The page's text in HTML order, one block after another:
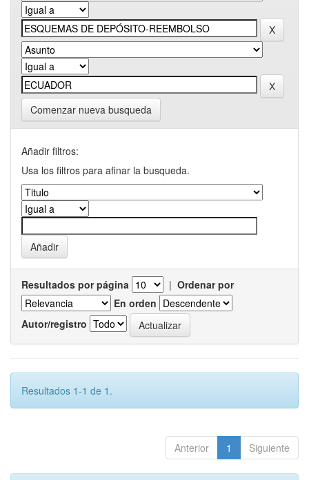
Comenzar nueva busqueda
Añadir filtros:
Usa los filtros para afinar la busqueda.
Resultados por página | Ordenar por
En orden
Autor/registro
Resultados 1-1 de 1.
Anterior 1 Siguiente